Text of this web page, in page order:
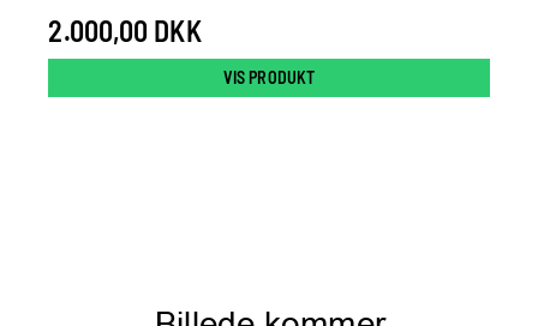
2.000,00 DKK
VIS PRODUKT